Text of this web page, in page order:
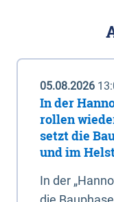
05.08.2026
In der
rollen
setzt die
und im
In der